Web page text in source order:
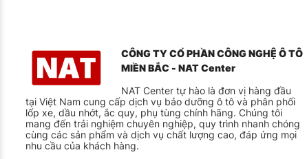
Công dụng
Lốp dùng cho xe thể
Sản phẩm đạt tiêu chuẩn EU Tire Label với 3 chỉ số
người dùng dễ dàng đánh giá mức an toàn, độ êm và
cấp.
Tham khảo thêm: Lốp Michelin 215/50R17 95W
Giá lốp xe Michelin 235/50R19
CÔNG TY CỔ PHẦN CÔNG NGHỆ Ô TÔ
MIỀN BẮC - NAT Center
NAT Center tự hào là đơn vị hàng đầu
tại Việt Nam cung cấp dịch vụ bảo dưỡng ô tô và phân phối
lốp xe, dầu nhớt, ắc quy, phụ tùng chính hãng. Chúng tôi
mang đến trải nghiệm chuyên nghiệp, quy trình nhanh chóng
cùng các sản phẩm và dịch vụ chất lượng cao, đáp ứng mọi
nhu cầu của khách hàng.